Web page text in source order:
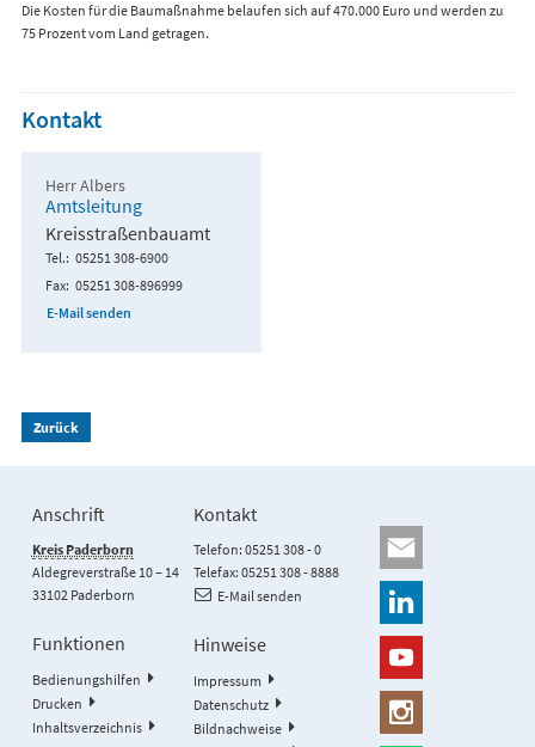
Die Kosten für die Baumaßnahme belaufen sich auf 470.000 Euro und werden zu
75 Prozent vom Land getragen.
Kontakt
Herr Albers
Amtsleitung
Kreisstraßenbauamt
Tel. 05251 308-6900
Fax 05251 308-896999
E-Mail senden
Zurück
Anschrift
Kreis Paderborn
Aldegreverstraße 10 – 14
33102 Paderborn
Kontakt
Telefon: 05251 308 - 0
Telefax: 05251 308 - 8888
E-Mail senden
Funktionen
Bedienungshilfen
Drucken
Inhaltsverzeichnis
Hinweise
Impressum
Datenschutz
Bildnachweise